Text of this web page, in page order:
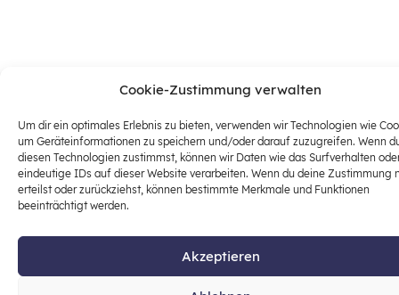
Cookie-Zustimmung verwalten
Um dir ein optimales Erlebnis zu bieten, verwenden wir Technologien wie
um Geräteinformationen zu speichern und/oder darauf zuzugreifen. Wenn
diesen Technologien zustimmst, können wir Daten wie das Surfverhalten
eindeutige IDs auf dieser Website verarbeiten. Wenn du deine Zustimmung
erteilst oder zurückziehst, können bestimmte Merkmale und Funktionen
beeinträchtigt werden.
Akzeptieren